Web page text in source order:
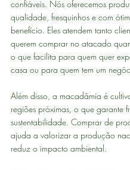
confiáveis. Nós oferecemos
qualidade, fresquinhos e com
benefício. Eles atendem tanto
querem comprar no atacado
o que facilita para quem quer
casa ou para quem tem um
Além disso, a macadâmia é
regiões próximas, o que garante
sustentabilidade. Comprar de
ajuda a valorizar a produção
reduz o impacto ambiental.